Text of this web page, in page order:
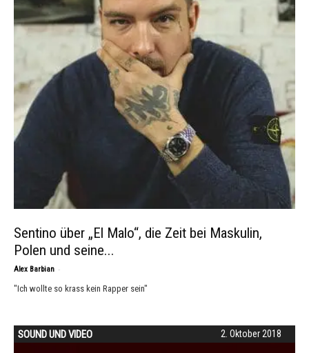
Sentino über „El Malo“, die Zeit bei Maskulin,
Polen und seine...
Alex Barbian -
"Ich wollte so krass kein Rapper sein"
2. Oktober 2018
SOUND UND VIDEO